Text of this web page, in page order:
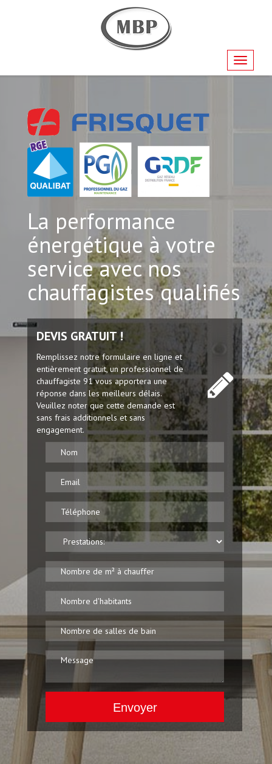
La performance
énergétique à votre
service avec nos
chauffagistes qualifiés
DEVIS GRATUIT !
Remplissez notre formulaire en ligne et
entièrement gratuit, un professionnel de
chauffagiste 91 vous apportera une
réponse dans les meilleurs délais.
Veuillez noter que cette demande est
sans frais additionnels et sans
engagement.
Envoyer